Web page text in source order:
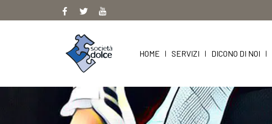
HOME | SERVIZI | DICONO DI NOI |